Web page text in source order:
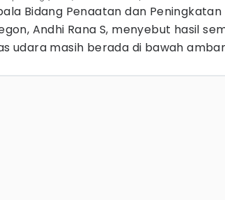
Bidang Penaatan dan Peningkatan
Andhi Rana S, menyebut hasil
udara masih berada di bawah